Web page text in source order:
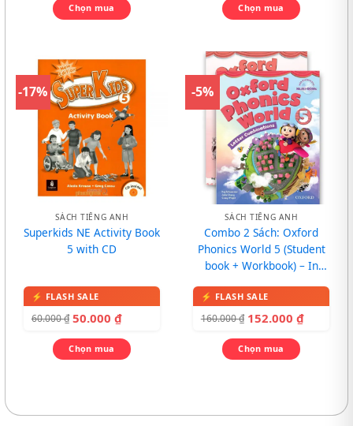
Chọn mua Chọn mua
-17%
SÁCH TIẾNG ANH
Superkids NE Activity Book
5 with CD
60.000₫ 50.000 ₫
Chọn mua
-5%
SÁCH TIẾNG ANH
Combo 2 Sách: Oxford
Phonics World 5 (Student
book + Workbook) – In
160.000₫ 152.000 ₫
Chọn mua